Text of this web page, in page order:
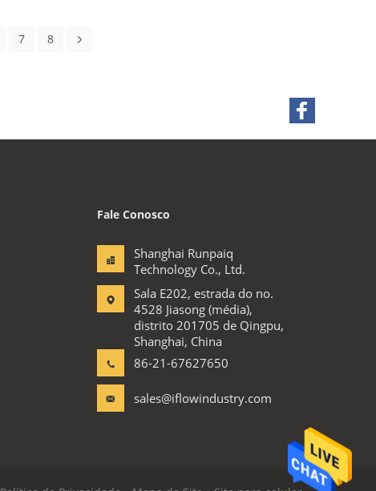
7 8
Fale Conosco
Shanghai Runpaiq
Technology Co., Ltd.
Sala E202, estrada do no.
4528 Jiasong (média),
distrito 201705 de Qingpu,
Shanghai, China
86-21-67627650
sales@iflowindustry.com